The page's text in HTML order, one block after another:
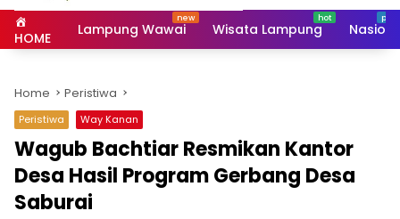
HOME Lampung Wawai Wisata Lampung
Home Peristiwa
Peristiwa Way Kanan
Wagub Bachtiar Resmikan Kantor
Desa Hasil Program Gerbang Desa
Saburai